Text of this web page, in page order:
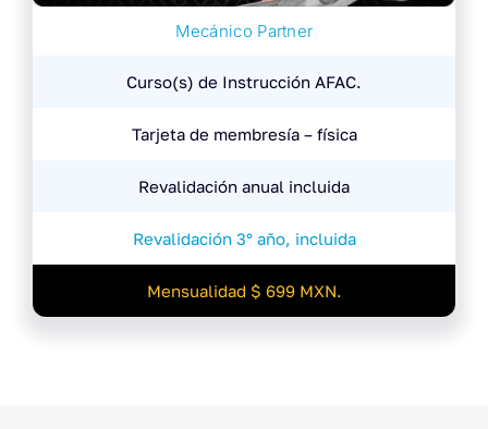
Mecánico Partner
Curso(s) de Instrucción AFAC.
Tarjeta de membresía – física
Revalidación anual incluida
Revalidación 3° año, incluida
Mensualidad $ 699 MXN.